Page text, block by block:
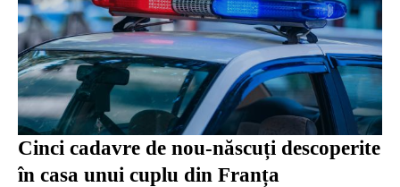
Cinci cadavre de nou-născuți descoperite
în casa unui cuplu din Franța